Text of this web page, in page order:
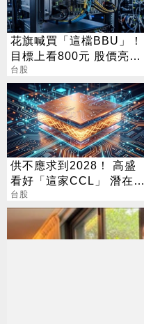
花旗喊買「這檔BBU」！
目標上看800元 股價亮燈
了
台股
供不應求到2028！ 高盛
看好「這家CCL」 潛在漲
幅171%
台股